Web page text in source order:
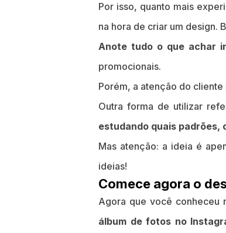
Por isso, quanto mais
na hora de criar um design.
Anote tudo o que achar
promocionais.
Porém, a atenção do
Outra forma de utilizar
estudando quais padrões,
Mas atenção: a ideia é
ideias!
Comece agora o
Agora que você conheceu
álbum de fotos no